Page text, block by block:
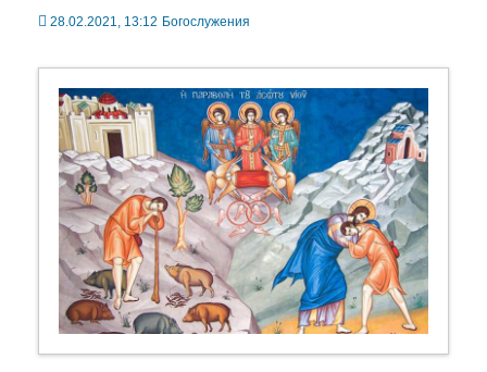
28.02.2021, 13:12 Богослужения